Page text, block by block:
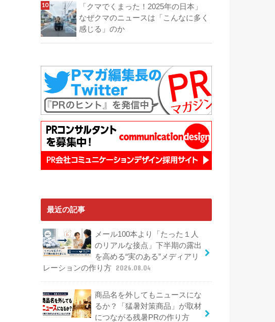
「クマでくまった！2025年の日本」
なぜクマのニュースは「こんなに多く
感じる」のか
最近の記事
メール100本より「たった１人
のリアルな接点」下半期の露出
を高める“実のある”メディアリ
レーションの作り方 2026.08.04
商品名を外してもニュースにな
るか？「猛暑対策商品」が取材
につながる残暑PRの作り方